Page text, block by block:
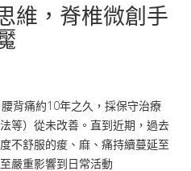
維，脊椎微創手
背痛約10年之久，採保守治療
等）從未改善。直到近期，過去
不舒服的痠、麻、痛持續蔓延至
嚴重影響到日常活動